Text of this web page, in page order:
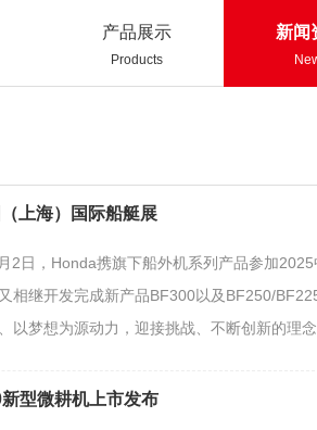
产品展示
Products
新闻
上海）国际船艇展
2日，Honda携旗下船外机系列产品参加
相继开发完成新产品BF300以及BF250/
以梦想为源动力，迎接挑战、不断创新的理念
型微耕机上市发布